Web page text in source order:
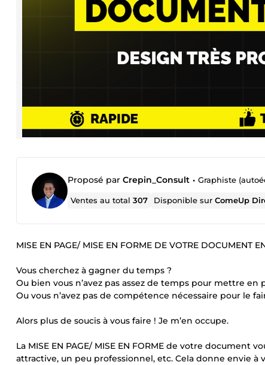
Proposé par Crepin_Consult • Graphiste
Ventes au total307 Disponible surComeUp
MISE EN PAGE/ MISE EN FORME DE VOTRE DOCUMENT
Vous cherchez à gagner du temps ?
Ou bien vous n’avez pas assez de temps pour mettre
Ou vous n’avez pas de compétence nécessaire pour le
Alors plus de soucis à vous faire ! Je m’en occupe.
La MISE EN PAGE/ MISE EN FORME de votre
attractive, un peu professionnel, etc. Cela donne envie